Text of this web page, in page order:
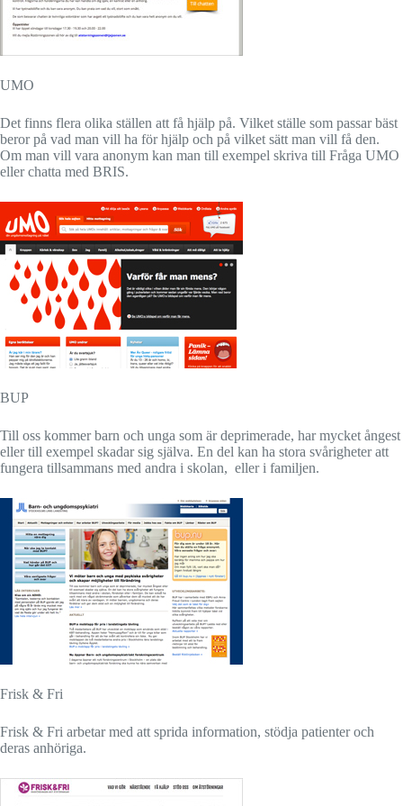
UMO
Det finns flera olika ställen att få hjälp på. Vilket ställe som passar bäst
beror på vad man vill ha för hjälp och på vilket sätt man vill få den.
Om man vill vara anonym kan man till exempel skriva till Fråga UMO
eller chatta med BRIS.
BUP
Till oss kommer barn och unga som är deprimerade, har mycket ångest
eller till exempel skadar sig själva. En del kan ha stora svårigheter att
fungera tillsammans med andra i skolan, eller i familjen.
Frisk & Fri
Frisk & Fri arbetar med att sprida information, stödja patienter och
deras anhöriga.